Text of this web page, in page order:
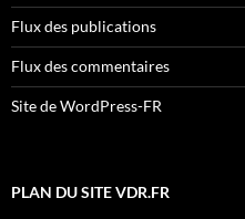
Flux des publications
Flux des commentaires
Site de WordPress-FR
PLAN DU SITE VDR.FR